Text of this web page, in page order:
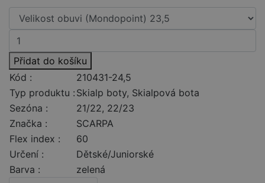
Přidat do košíku
Kód :
210431-24,5
Typ produktu : Skialp boty, Skialpová bota
Sezóna :
21/22, 22/23
Značka :
SCARPA
Flex index :
60
Určení :
Dětské/Juniorské
Barva :
zelená